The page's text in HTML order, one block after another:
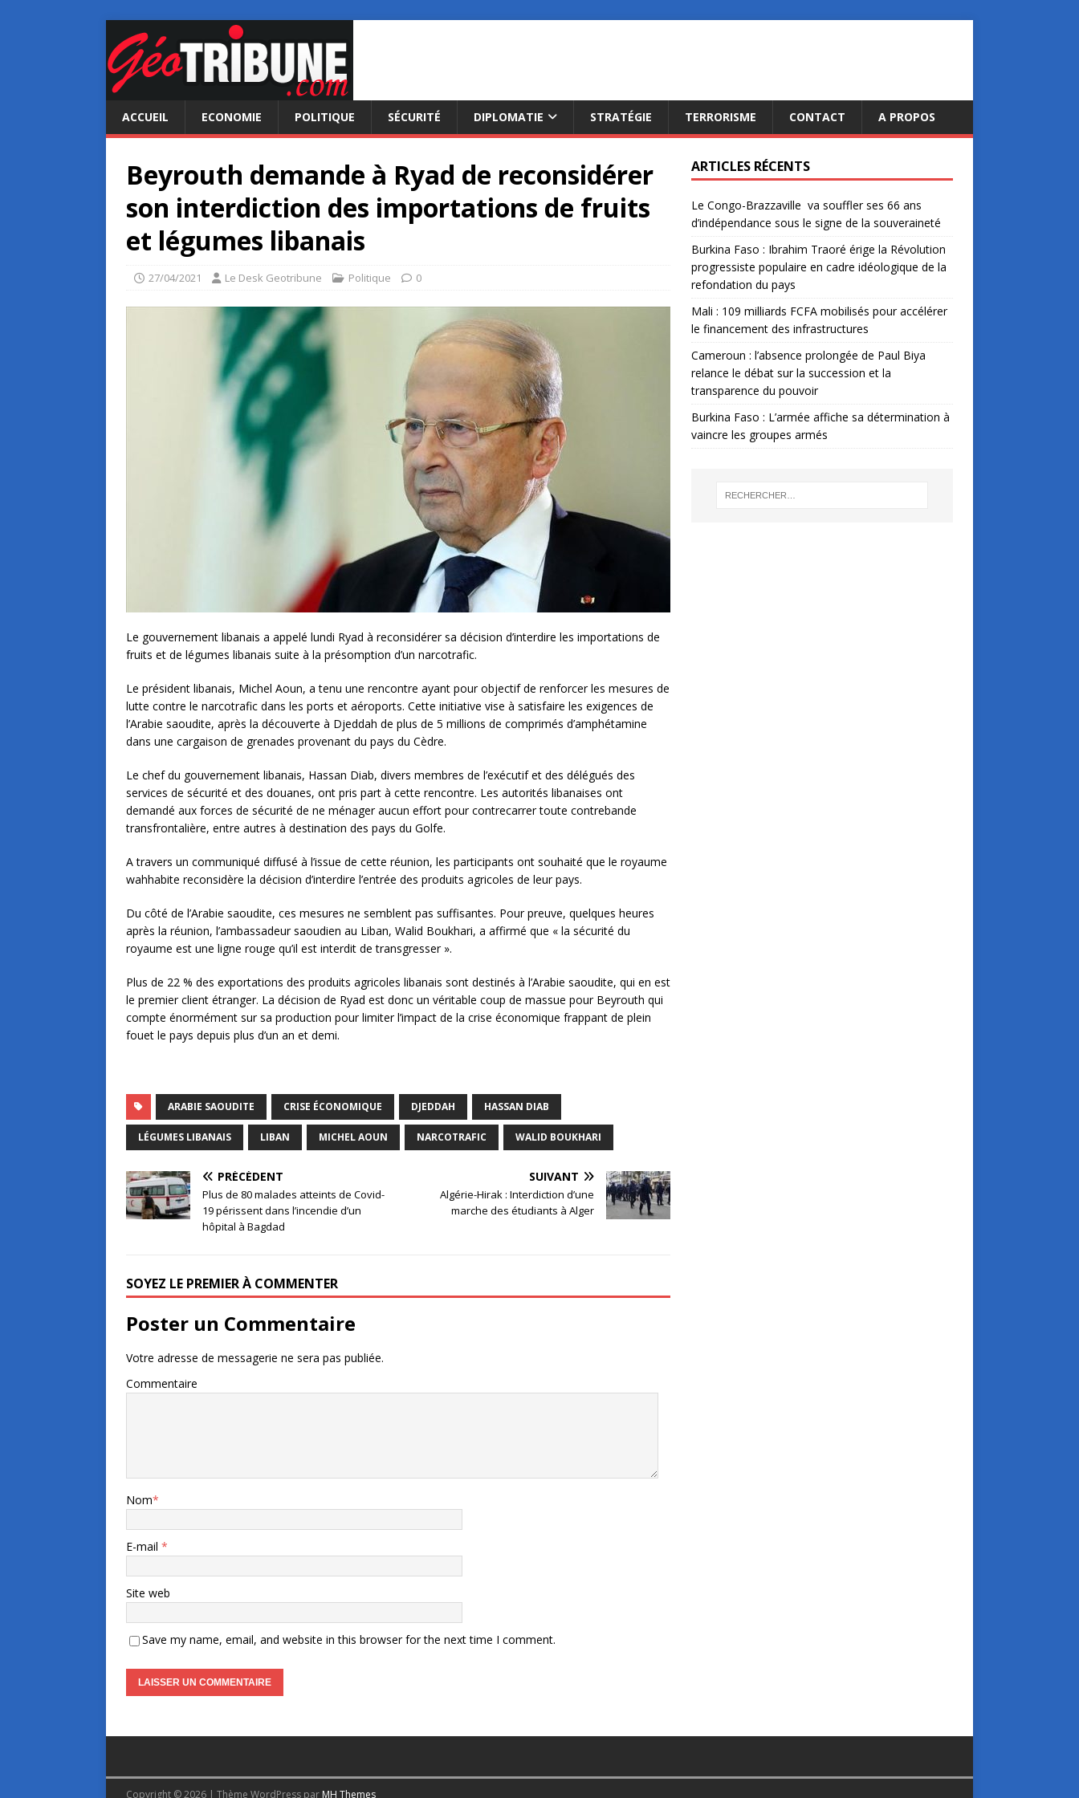
ACCUEIL ECONOMIE POLITIQUE SÉCURITÉ DIPLOMATIE STRATÉGIE TERRORISME CONTACT A PROPOS
Beyrouth demande à Ryad de reconsidérer
son interdiction des importations de fruits
et légumes libanais
27/04/2021 Le Desk Geotribune Politique 0
Le gouvernement libanais a appelé lundi Ryad à reconsidérer sa décision d’interdire les importations de
fruits et de légumes libanais suite à la présomption d’un narcotrafic.
Le président libanais, Michel Aoun, a tenu une rencontre ayant pour objectif de renforcer les mesures de
lutte contre le narcotrafic dans les ports et aéroports. Cette initiative vise à satisfaire les exigences de
l’Arabie saoudite, après la découverte à Djeddah de plus de 5 millions de comprimés d’amphétamine
dans une cargaison de grenades provenant du pays du Cèdre.
Le chef du gouvernement libanais, Hassan Diab, divers membres de l’exécutif et des délégués des
services de sécurité et des douanes, ont pris part à cette rencontre. Les autorités libanaises ont
demandé aux forces de sécurité de ne ménager aucun effort pour contrecarrer toute contrebande
transfrontalière, entre autres à destination des pays du Golfe.
A travers un communiqué diffusé à l’issue de cette réunion, les participants ont souhaité que le royaume
wahhabite reconsidère la décision d’interdire l’entrée des produits agricoles de leur pays.
Du côté de l’Arabie saoudite, ces mesures ne semblent pas suffisantes. Pour preuve, quelques heures
après la réunion, l’ambassadeur saoudien au Liban, Walid Boukhari, a affirmé que « la sécurité du
royaume est une ligne rouge qu’il est interdit de transgresser ».
Plus de 22 % des exportations des produits agricoles libanais sont destinés à l’Arabie saoudite, qui en est
le premier client étranger. La décision de Ryad est donc un véritable coup de massue pour Beyrouth qui
compte énormément sur sa production pour limiter l’impact de la crise économique frappant de plein
fouet le pays depuis plus d’un an et demi.
ARABIE SAOUDITE CRISE ÉCONOMIQUE DJEDDAH HASSAN DIAB
LÉGUMES LIBANAIS LIBAN MICHEL AOUN NARCOTRAFIC WALID BOUKHARI
PRÉCÉDENT
Plus de 80 malades atteints de Covid-
19 périssent dans l’incendie d’un
hôpital à Bagdad
SUIVANT
Algérie-Hirak : Interdiction d’une
marche des étudiants à Alger
SOYEZ LE PREMIER À COMMENTER
Poster un Commentaire
Votre adresse de messagerie ne sera pas publiée.
Commentaire
Nom*
E-mail *
Site web
Save my name, email, and website in this browser for the next time I comment.
ARTICLES RÉCENTS
Le Congo-Brazzaville va souffler ses 66 ans
d’indépendance sous le signe de la souveraineté
Burkina Faso : Ibrahim Traoré érige la Révolution
progressiste populaire en cadre idéologique de la
refondation du pays
Mali : 109 milliards FCFA mobilisés pour accélérer
le financement des infrastructures
Cameroun : l’absence prolongée de Paul Biya
relance le débat sur la succession et la
transparence du pouvoir
Burkina Faso : L’armée affiche sa détermination à
vaincre les groupes armés
Copyright © 2026 | Thème WordPress par MH Themes